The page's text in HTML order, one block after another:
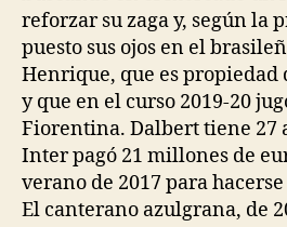
reforzar su zaga y, según la
puesto sus ojos en el
Henrique, que es
y que en el curso 2019-20
Fiorentina. Dalbert tiene 27
Inter pagó 21 millones de
verano de 2017 para
El canterano azulgrana, de